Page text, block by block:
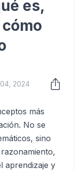
es,
2024
más
No se
sino
aprendizaje y